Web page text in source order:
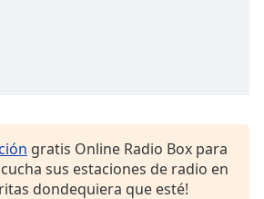
gratis Online Radio Box para
sus estaciones de radio en
dondequiera que esté!